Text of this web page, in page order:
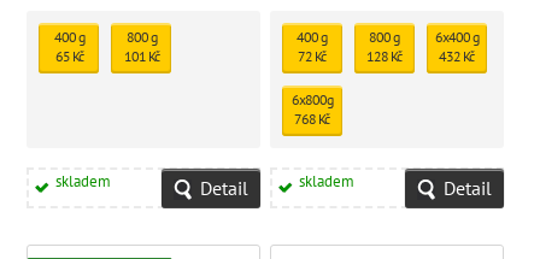
400 g
65 Kč
800 g
101 Kč
skladem Detail
přídavkem vitaminů.
400 g
72 Kč
800 g
128 Kč
6x400 g
432 Kč
6x800g
768 Kč
skladem Detail